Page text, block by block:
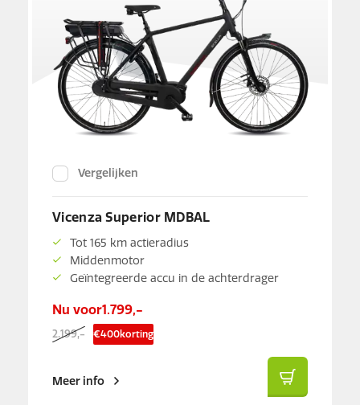
Vergelijken
Vicenza Superior MDBAL
Tot 165 km actieradius
Middenmotor
Geïntegreerde accu in de achterdrager
Nu voor1.799,-
2.199,- €400korting
Meer info